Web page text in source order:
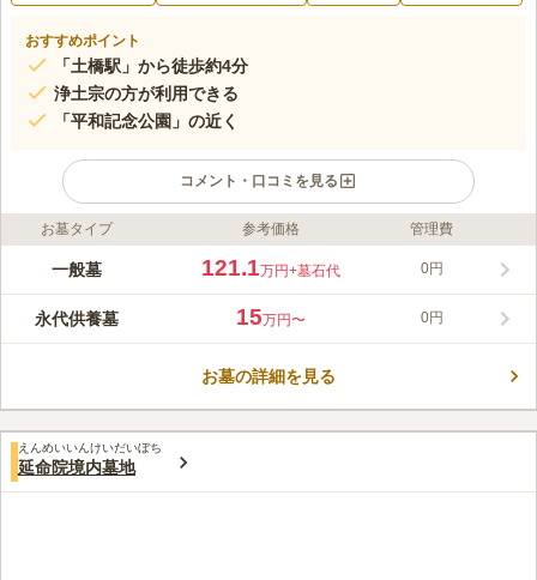
おすすめポイント
「土橋駅」から徒歩約4分
浄土宗の方が利用できる
「平和記念公園」の近く
コメント・口コミを見る
ライフドット編集部のコメント
真蓮社短誉文慶大和尚によって開山され、本尊は阿弥陀如来像で
様々な著名人が眠っています。 入檀義務がありますが、浄土宗
の規範に従って手厚く供養してくれるので安心です。 近代的な
良くお参りができます。
この霊園はまだ誰からも評価されていません。
お墓タイプ 参考価格 管理費
一般墓 121.1万円+墓石代 0円
永代供養墓 15万円〜 0円
お墓の詳細を見る
えんめいいんけいだいぼち
延命院境内墓地